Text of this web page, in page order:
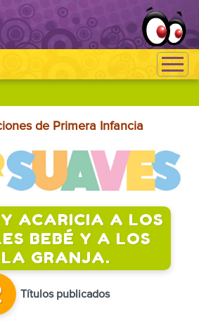
de Primera Infancia
ACARICIA A LOS
BEBÉ Y A LOS
GRANJA.
Títulos publicados